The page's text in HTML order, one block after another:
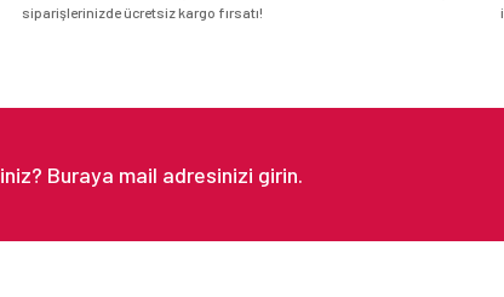
siparişlerinizde ücretsiz kargo fırsatı!